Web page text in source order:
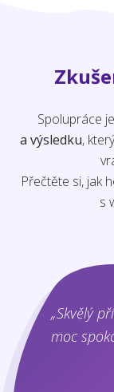
Spolupráce
a výsledku,
Přečtěte si, jak
s
„Skvělý
moc